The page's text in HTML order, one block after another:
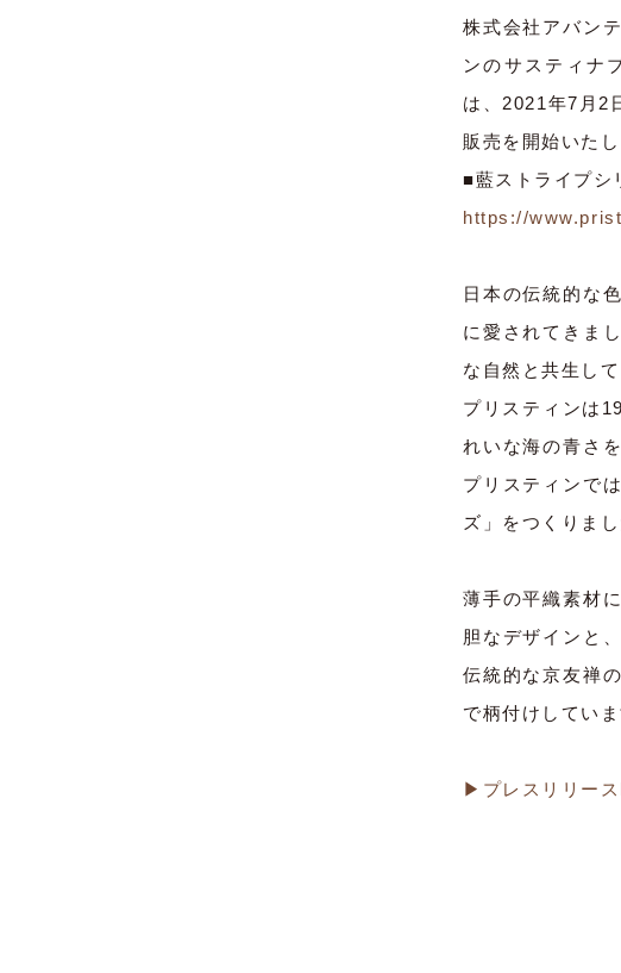
株式会社アバン
ンのサスティナ
は、2021年7月2
販売を開始いたし
■藍ストライプシ
https://
日本の伝統的な
に愛されてきま
な自然と共生し
プリスティンは
れいな海の青さ
プリスティンで
ズ」をつくりまし
薄手の平織素材
胆なデザインと
伝統的な京友禅
で柄付けしてい
▶プレスリリー